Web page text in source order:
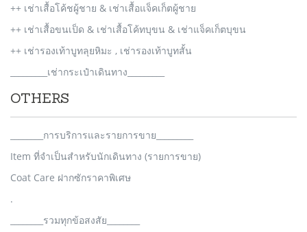
++ เช่าเสื้อโค้ชผู้ชาย & เช่าเสื้อแจ็คเก็ตผู้ชาย
++ เช่าเสื้อขนเป็ด & เช่าเสื้อโค้ทบุขน & เช่าแจ็คเก็ตบุขน
++ เช่ารองเท้าบูทลุยหิมะ , เช่ารองเท้าบูทสั้น
_________เช่ากระเป๋าเดินทาง_________
OTHERS
________การบริการและรายการขาย_________
Item ที่จำเป็นสำหรับนักเดินทาง (รายการขาย)
Coat Care ฝากซักราคาพิเศษ
.
________รวมทุกข้อสงสัย________